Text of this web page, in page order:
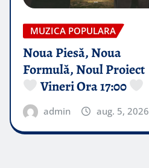
MUZICA POPULARA
Noua Piesă, Noua
Formulă, Noul Proiect
Vineri Ora 17:00
admin aug. 5, 2026